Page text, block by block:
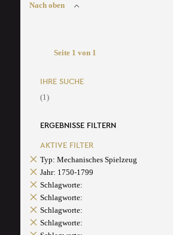
Nach oben
Seite 1 von 1
IHRE SUCHE
(1)
ERGEBNISSE FILTERN
AKTIVE FILTER
Typ: Mechanisches Spielzeug
Jahr: 1750-1799
Schlagworte:
Schlagworte:
Schlagworte:
Schlagworte: